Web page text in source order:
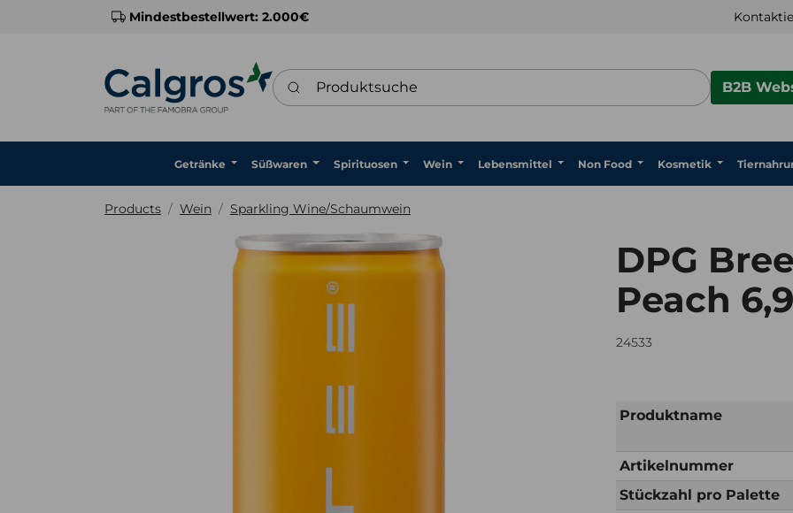
Mindestbestellwert: 2.000€
Produktsuche
B2B
Getränke Süßwaren Spirituosen Wein Lebensmittel Non Food Kosmetik
Products Wein Sparkling Wine/Schaumwein
DPG
Peach
24533
Produktname
Artikelnummer
Stückzahl pro Palette